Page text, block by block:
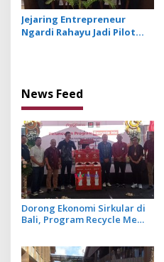
Jejaring Entrepreneur
Ngardi Rahayu Jadi Pilot
News Feed
Dorong Ekonomi Sirkular di
Bali, Program Recycle Me